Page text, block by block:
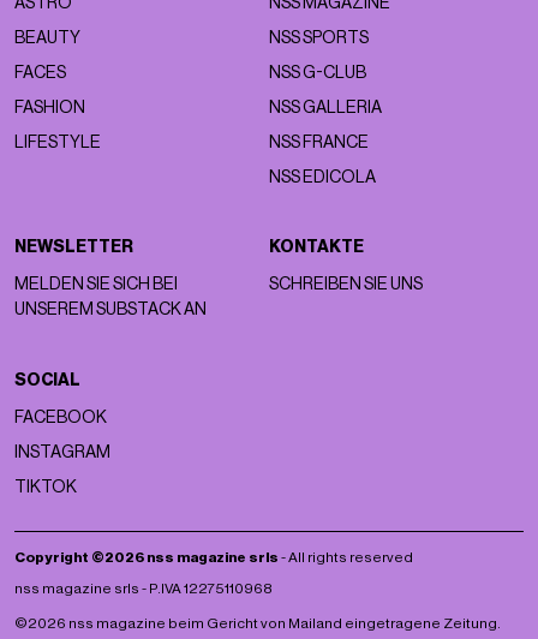
BEAUTY
FACES
FASHION
LIFESTYLE
NSS SPORTS
NSS G-CLUB
NSS GALLERIA
NSS FRANCE
NSS EDICOLA
NEWSLETTER
MELDEN SIE SICH BEI
UNSEREM SUBSTACK AN
KONTAKTE
SCHREIBEN SIE UNS
SOCIAL
FACEBOOK
INSTAGRAM
TIKTOK
Copyright ©2026 nss magazine srls - All rights reserved
nss magazine srls - P.IVA 12275110968
©2026 nss magazine beim Gericht von Mailand eingetragene Zeitung.